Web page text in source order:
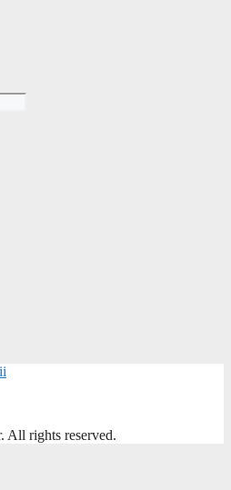
All rights reserved.